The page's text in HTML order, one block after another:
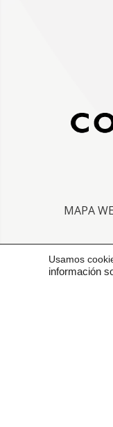
MAPA
Usamos
información